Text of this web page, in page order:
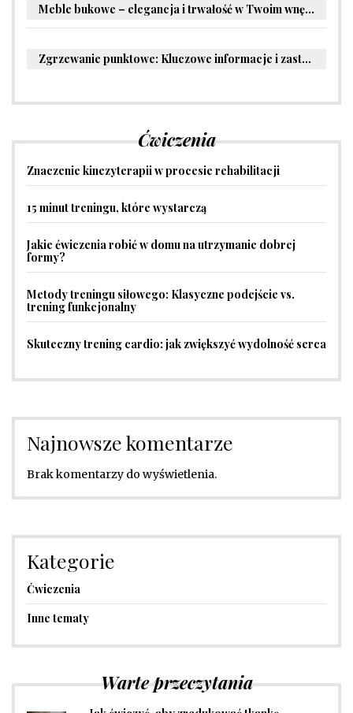
Meble bukowe – elegancja i trwałość w Twoim wnętrzu
Zgrzewanie punktowe: Kluczowe informacje i zastosowania w przemyśle
Ćwiczenia
Znaczenie kinezyterapii w procesie rehabilitacji
15 minut treningu, które wystarczą
Jakie ćwiczenia robić w domu na utrzymanie dobrej
formy?
Metody treningu siłowego: Klasyczne podejście vs.
trening funkcjonalny
Skuteczny trening cardio: jak zwiększyć wydolność serca
Najnowsze komentarze
Brak komentarzy do wyświetlenia.
Kategorie
Ćwiczenia
Inne tematy
Warte przeczytania